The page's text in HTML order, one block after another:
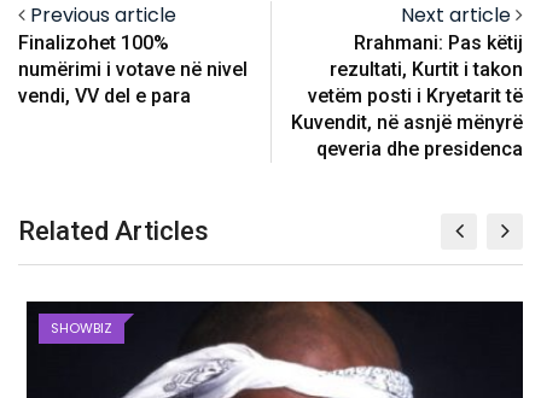
Previous article
Finalizohet 100%
numërimi i votave në nivel
vendi, VV del e para
Next article
Rrahmani: Pas këtij
rezultati, Kurtit i takon
vetëm posti i Kryetarit të
Kuvendit, në asnjë mënyrë
qeveria dhe presidenca
Related Articles
SHOWBIZ